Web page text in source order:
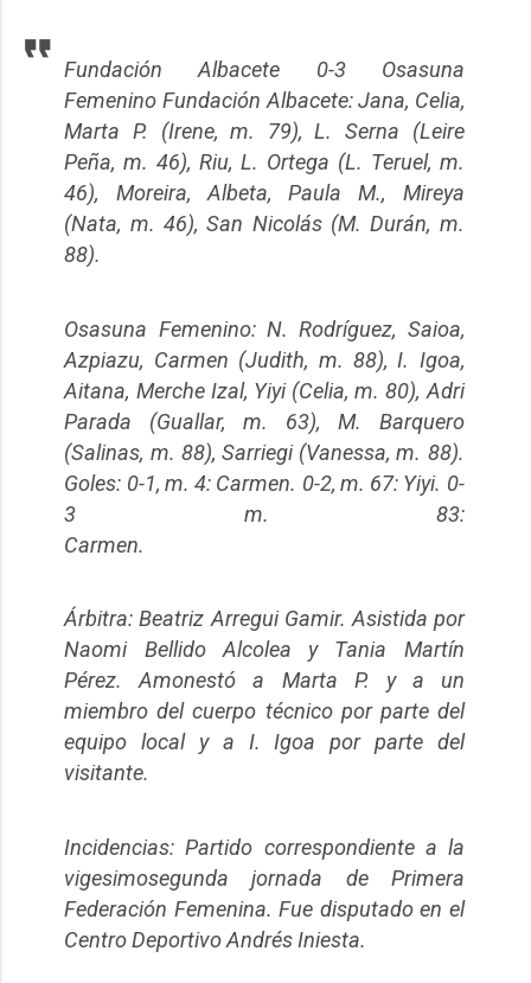
Fundación Albacete 0-3 Osasuna
Femenino Fundación Albacete: Jana, Celia,
Marta P. (Irene, m. 79), L. Serna (Leire
Peña, m. 46), Riu, L. Ortega (L. Teruel, m.
46), Moreira, Albeta, Paula M., Mireya
(Nata, m. 46), San Nicolás (M. Durán, m.
88).
Osasuna Femenino: N. Rodríguez, Saioa,
Azpiazu, Carmen (Judith, m. 88), I. Igoa,
Aitana, Merche Izal, Yiyi (Celia, m. 80), Adri
Parada (Guallar, m. 63), M. Barquero
(Salinas, m. 88), Sarriegi (Vanessa, m. 88).
Goles: 0-1, m. 4: Carmen. 0-2, m. 67: Yiyi. 0-
3 m. 83:
Carmen.
Árbitra: Beatriz Arregui Gamir. Asistida por
Naomi Bellido Alcolea y Tania Martín
Pérez. Amonestó a Marta P. y a un
miembro del cuerpo técnico por parte del
equipo local y a I. Igoa por parte del
visitante.
Incidencias: Partido correspondiente a la
vigesimosegunda jornada de Primera
Federación Femenina. Fue disputado en el
Centro Deportivo Andrés Iniesta.